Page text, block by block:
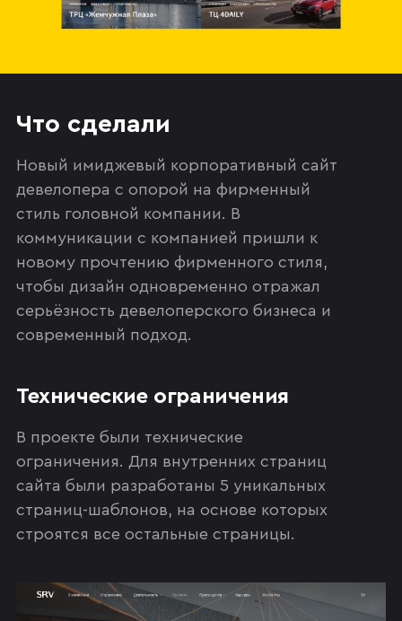
Что сделали
Новый имиджевый корпоративный сайт
девелопера с опорой на фирменный
стиль головной компании. В
коммуникации с компанией пришли к
новому прочтению фирменного стиля,
чтобы дизайн одновременно отражал
серьёзность девелоперского бизнеса и
современный подход.
Технические ограничения
В проекте были технические
ограничения. Для внутренних страниц
сайта были разработаны 5 уникальных
страниц-шаблонов, на основе которых
строятся все остальные страницы.‍‍